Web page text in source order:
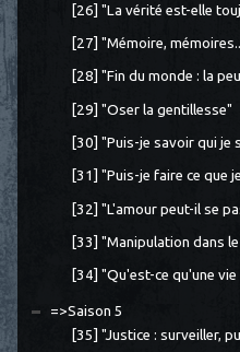
[26] "La vérité est-elle
[27] "Mémoire,
[28] "Fin du monde : la
[29] "Oser la gentillesse"
[30] "Puis-je savoir qui je
[31] "Puis-je faire ce que
[32] "L'amour peut-il se
[33] "Manipulation dans
[34] "Qu'est-ce qu'une vie
=>Saison 5
[35] "Justice : surveiller,